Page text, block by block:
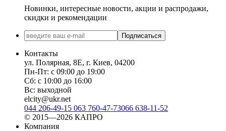
Новинки, интересные новости, акции и распродажи,
скидки и рекомендации
Подписаться
Контакты
ул. Полярная, 8Е, г. Киев, 04200
Пн-Пт: с 09:00 до 19:00
Сб: с 10:00 до 16:00
Вс: выходной
elcity@ukr.net
044 206-49-15 063 760-47-73066 638-11-52
© 2015—2026 КАПРО
Компания